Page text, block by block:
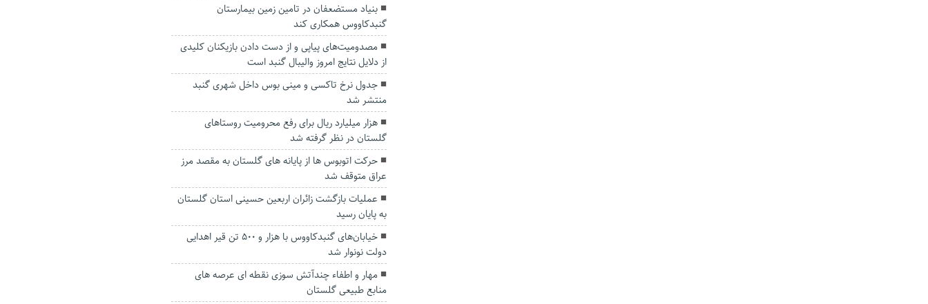
بنیاد مستضعفان در تامین زمین بیمارستان
گنبدکاووس همکاری کند
مصدومیت‌های پیاپی‌ و از دست دادن بازیکنان کلیدی
از دلایل نتایج امروز والیبال گنبد است
جدول نرخ تاکسی و مینی بوس داخل شهری گنبد
منتشر شد
هزار میلیارد ریال برای رفع محرومیت‌ روستاهای
گلستان در نظر گرفته شد
حرکت اتوبوس ها از پایانه های گلستان به مقصد مرز
عراق متوقف شد
عملیات بازگشت زائران اربعین حسینی استان گلستان
به پایان رسید
خیابان‌های گنبدکاووس با هزار و ۵۰۰ تن قیر اهدایی
دولت نونوار شد
مهار و اطفاء چندآتش سوزی نقطه ای عرصه های
منابع طبیعی گلستان